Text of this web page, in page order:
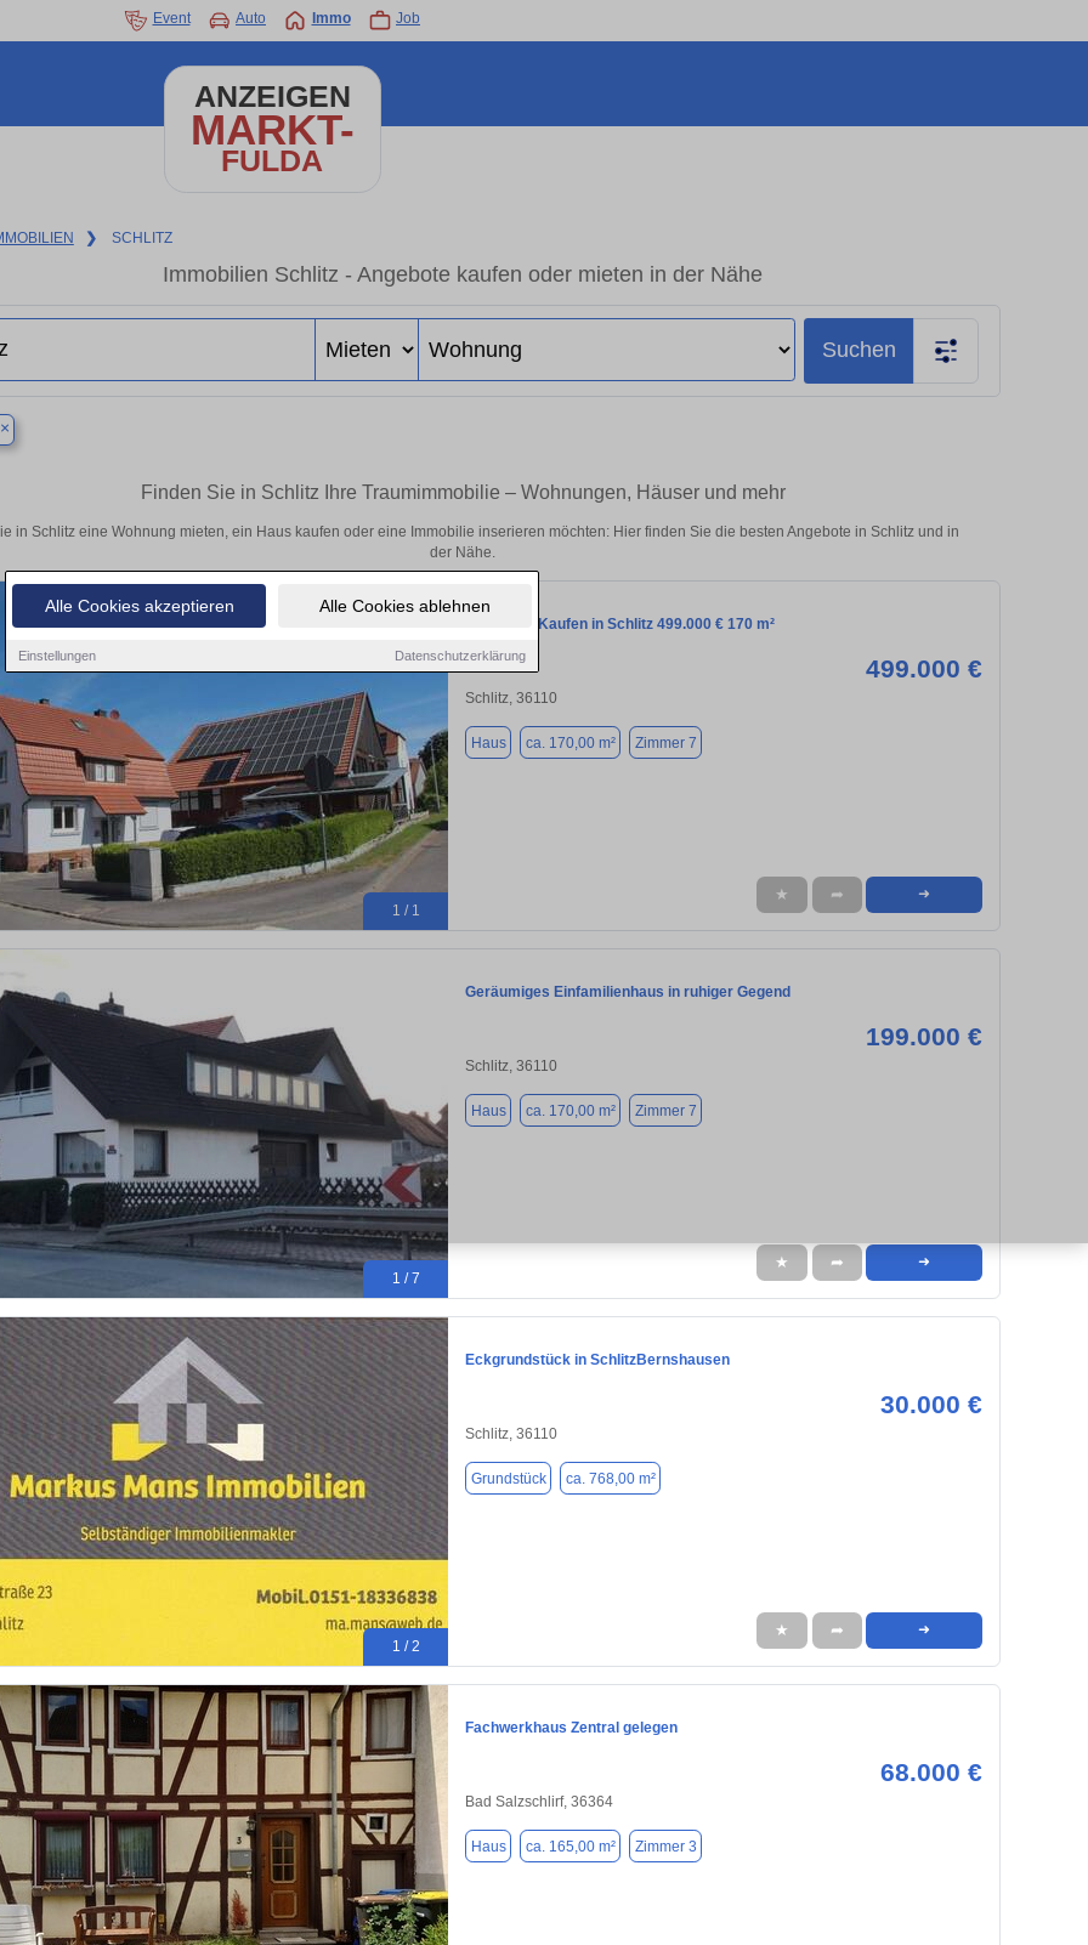
Alle Cookies akzeptieren Alle Cookies ablehnen
Einstellungen Datenschutzerklärung
Event Auto Immo Job
ANZEIGEN
MARKT-
FULDA
❯ SCHLITZ
Immobilien Schlitz - Angebote kaufen oder mieten in der Nähe
Suchen
×
Finden Sie in Schlitz Ihre Traumimmobilie – Wohnungen, Häuser und mehr
in Schlitz eine Wohnung mieten, ein Haus kaufen oder eine Immobilie inserieren möchten: Hier finden Sie die besten Angebote in Schlitz und in
der Nähe.
1 / 1
Haus zum Kaufen in Schlitz 499.000 € 170 m²
499.000 €
Schlitz, 36110
Haus ca. 170,00 m² Zimmer 7
★ ➦ ➜
1 / 7
Geräumiges Einfamilienhaus in ruhiger Gegend
199.000 €
Schlitz, 36110
Haus ca. 170,00 m² Zimmer 7
★ ➦ ➜
1 / 2
Eckgrundstück in SchlitzBernshausen
30.000 €
Schlitz, 36110
Grundstück ca. 768,00 m²
★ ➦ ➜
Fachwerkhaus Zentral gelegen
68.000 €
Bad Salzschlirf, 36364
Haus ca. 165,00 m² Zimmer 3